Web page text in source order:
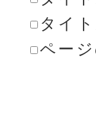
タイ
ペー